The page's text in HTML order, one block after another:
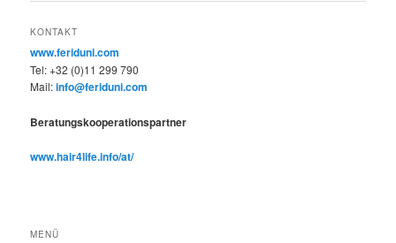
KONTAKT
www.feriduni.com
Tel: +32 (0)11 299 790
Mail:info@feriduni.com
Beratungskooperationspartner
www.hair4life.info/at/
MENÜ